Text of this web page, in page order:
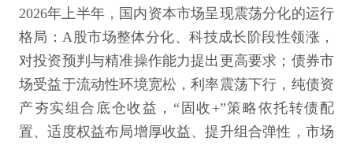
2026年上半年，国内资本市场呈现震荡分化的运行
格局：A股市场整体分化、科技成长阶段性领涨，
对投资预判与精准操作能力提出更高要求；债券市
场受益于流动性环境宽松，利率震荡下行，纯债资
产夯实组合底仓收益，“固收+”策略依托转债配
置、适度权益布局增厚收益、提升组合弹性，市场